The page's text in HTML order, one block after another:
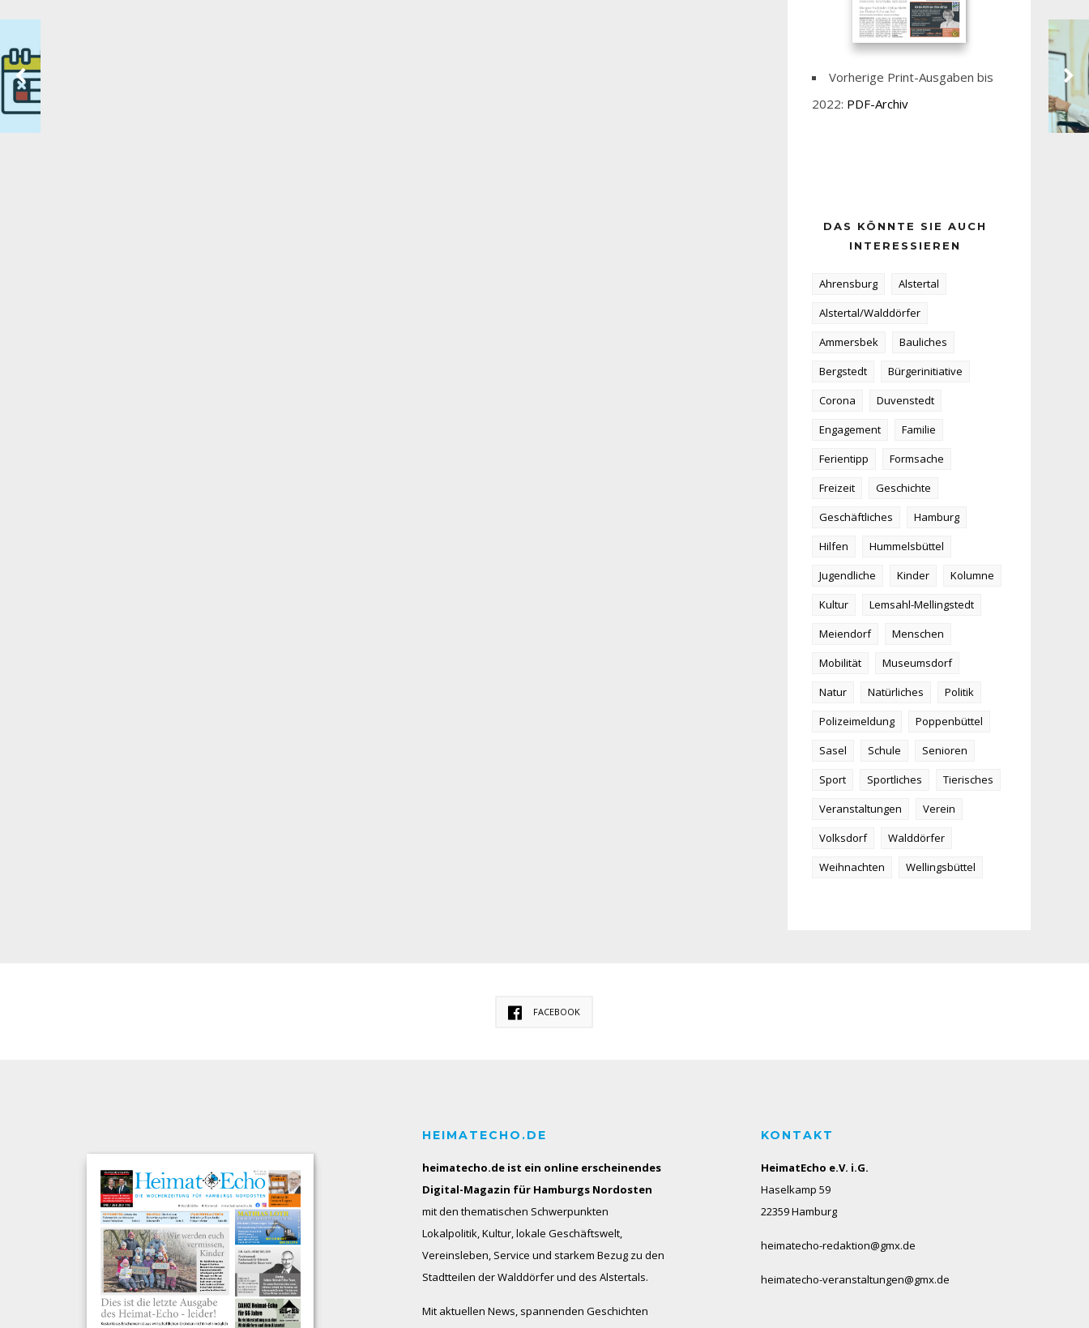
Vorherige Print-Ausgaben bis
2022: PDF-Archiv
DAS KÖNNTE SIE AUCH
INTERESSIEREN
Ahrensburg
Alstertal
Alstertal/Walddörfer
Ammersbek
Bauliches
Bergstedt
Bürgerinitiative
Corona
Duvenstedt
Engagement
Familie
Ferientipp
Formsache
Freizeit
Geschichte
Geschäftliches
Hamburg
Hilfen
Hummelsbüttel
Jugendliche
Kinder
Kolumne
Kultur
Lemsahl-Mellingstedt
Meiendorf
Menschen
Mobilität
Museumsdorf
Natur
Natürliches
Politik
Polizeimeldung
Poppenbüttel
Sasel
Schule
Senioren
Sport
Sportliches
Tierisches
Veranstaltungen
Verein
Volksdorf
Walddörfer
Weihnachten
Wellingsbüttel
FACEBOOK
HEIMATECHO.DE
heimatecho.de ist ein online erscheinendes
Digital-Magazin für Hamburgs Nordosten
mit den thematischen Schwerpunkten
Lokalpolitik, Kultur, lokale Geschäftswelt,
Vereinsleben, Service und starkem Bezug zu den
Stadtteilen der Walddörfer und des Alstertals.
Mit aktuellen News, spannenden Geschichten
KONTAKT
HeimatEcho e.V. i.G.
Haselkamp 59
22359 Hamburg
heimatecho-redaktion@gmx.de
heimatecho-veranstaltungen@gmx.de